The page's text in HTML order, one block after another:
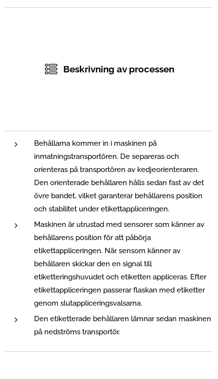
Beskrivning av processen
Behållarna kommer in i maskinen på
inmatningstransportören. De separeras och
orienteras på transportören av kedjeorienteraren.
Den orienterade behållaren hålls sedan fast av det
övre bandet, vilket garanterar behållarens position
och stabilitet under etikettappliceringen.
Maskinen är utrustad med sensorer som känner av
behållarens position för att påbörja
etikettappliceringen. När sensorn känner av
behållaren skickar den en signal till
etiketteringshuvudet och etiketten appliceras. Efter
etikettappliceringen passerar flaskan med etiketter
genom slutappliceringsvalsarna.
Den etiketterade behållaren lämnar sedan maskinen
på nedströms transportör.